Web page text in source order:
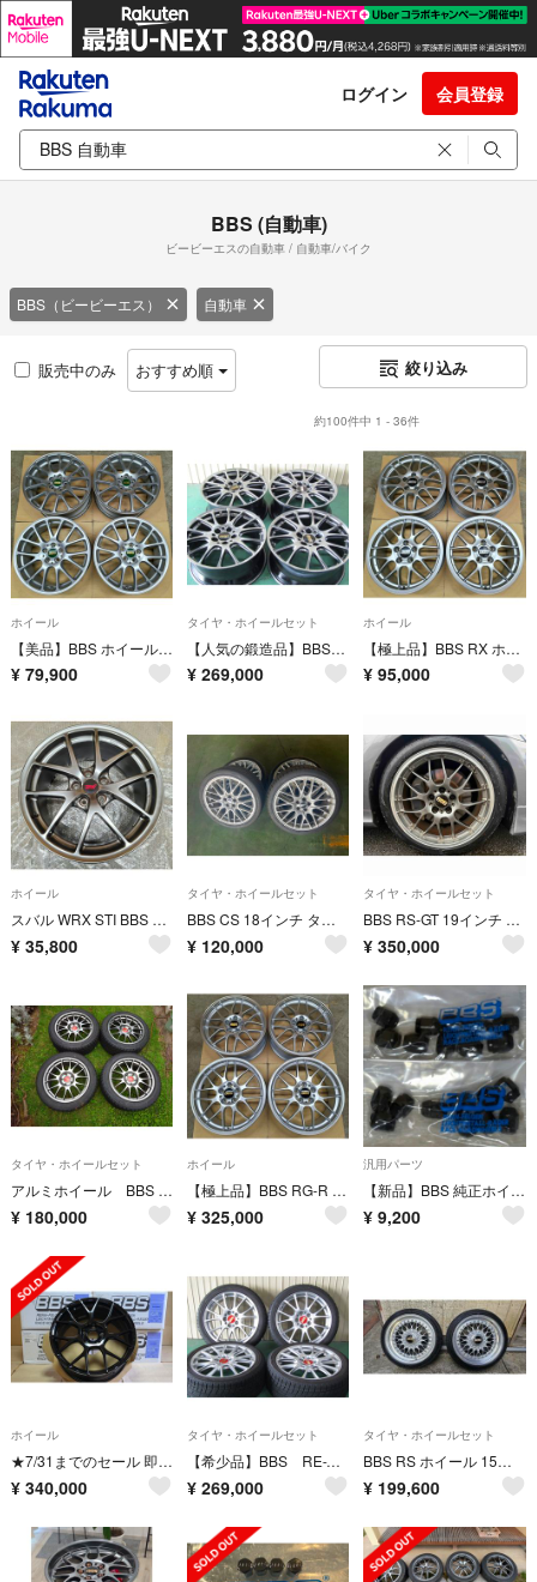
ログイン 会員登録
BBS (自動車)
ビービーエスの自動車 / 自動車/バイク
BBS（ビービーエス） 自動車
販売中のみ おすすめ順 絞り込み
約100件中 1 - 36件
ホイール
【美品】BBS ホイール 17インチ 鍛造 スバル トヨタ 定価40万円
¥ 79,900
タイヤ・ホイールセット
【人気の鍛造品】BBS RE-V RE055 Forged DBカラー
¥ 269,000
ホイール
【極上品】BBS RX ホイール 17インチ 7.5J 114.3 鍛造 スバル
¥ 95,000
ホイール
スバル WRX STI BBS 純正 ホイール 1本 8.5J 18インチ
¥ 35,800
タイヤ・ホイールセット
BBS CS 18インチ タイヤ付き4本セット PCD100 7.5J +48 プリウス等に
¥ 120,000
タイヤ・ホイールセット
BBS RS-GT 19インチ 新品タイヤホイール 4本セット 価格交渉歓迎
¥ 350,000
タイヤ・ホイールセット
アルミホイール BBS RE 20インチ カイエン トゥアレグ Q7 スタッドレスタイヤ ブリジストン ブリザック
¥ 180,000
ホイール
【極上品】BBS RG-R ホイール 19インチ 8.0J 鍛造 定価69万円
¥ 325,000
汎用パーツ
【新品】BBS 純正ホイールナット M12 1.25 20個
¥ 9,200
ホイール
★7/31までのセール 即納 新品 BBS RE-V7 18インチ
¥ 340,000
タイヤ・ホイールセット
【希少品】BBS RE-V RE056 DS（ダイヤモンドシルバー）Forged
¥ 269,000
タイヤ・ホイールセット
BBS RS ホイール 15インチ
¥ 199,600